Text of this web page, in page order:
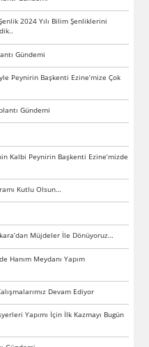
2024 Yılı Bilim Şenliklerini
Gündemi
Peynirin Başkenti Ezine’mize Çok
Gündemi
Kalbi Peynirin Başkenti Ezine’mizde
Kutlu Olsun…
Müjdeler İle Dönüyoruz…
Hanım Meydanı Yapım
Devam Ediyor
Yapımı İçin İlk Kazmayı Bugün